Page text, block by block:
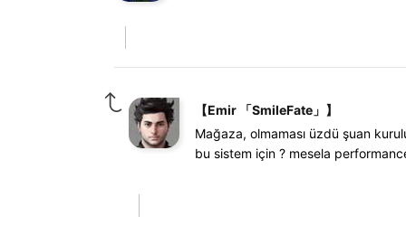
【Emir 「SmileFate」】
Mağaza, olmaması üzdü şuan
bu sistem için ? mesela